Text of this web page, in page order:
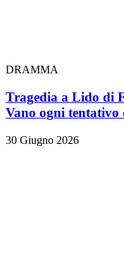
DRAMMA
Tragedia a Lido di
Vano ogni
30 Giugno 2026